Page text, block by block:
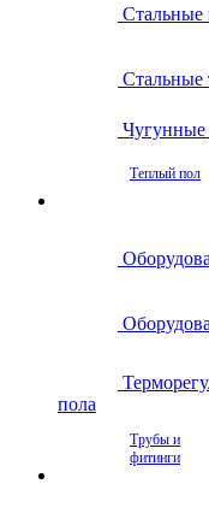
Стальные
Стальные
Чугунные
Теплый пол
пола
Трубы и
фитинги